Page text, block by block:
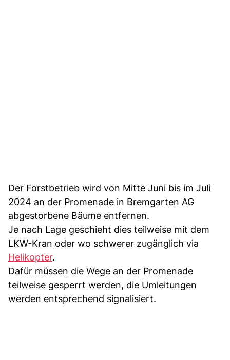
Der Forstbetrieb wird von Mitte Juni bis im Juli
2024 an der Promenade in Bremgarten AG
abgestorbene Bäume entfernen.
Je nach Lage geschieht dies teilweise mit dem
LKW-Kran oder wo schwerer zugänglich via
Helikopter.
Dafür müssen die Wege an der Promenade
teilweise gesperrt werden, die Umleitungen
werden entsprechend signalisiert.